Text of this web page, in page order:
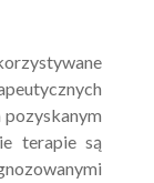
terapie są